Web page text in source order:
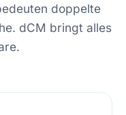
doppelte
dCM bringt alles